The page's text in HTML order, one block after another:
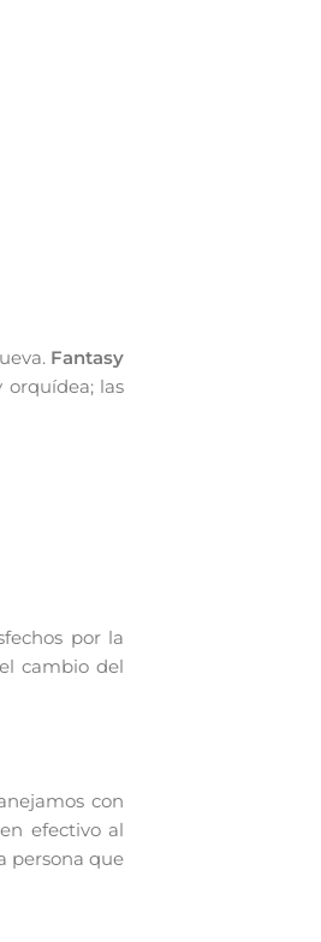
Fantasy
orquídea; las
por la
cambio del
con
efectivo al
persona que